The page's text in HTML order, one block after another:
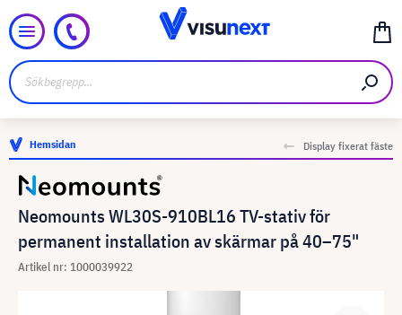
Hemsidan Display fixerat fäste
Neomounts WL30S-910BL16 TV-stativ för
permanent installation av skärmar på 40–75"
Artikel nr: 1000039922